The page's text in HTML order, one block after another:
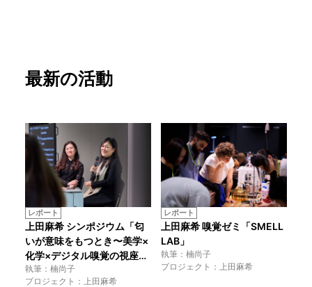
最新の活動
レポート
上田麻希 シンポジウム「匂
いが意味をもつとき〜美学×
化学×デジタル嗅覚の視座か
ら〜」
執筆：楠尚子
プロジェクト：上田麻希
レポート
上田麻希 嗅覚ゼミ「SMELL
LAB」
執筆：楠尚子
プロジェクト：上田麻希